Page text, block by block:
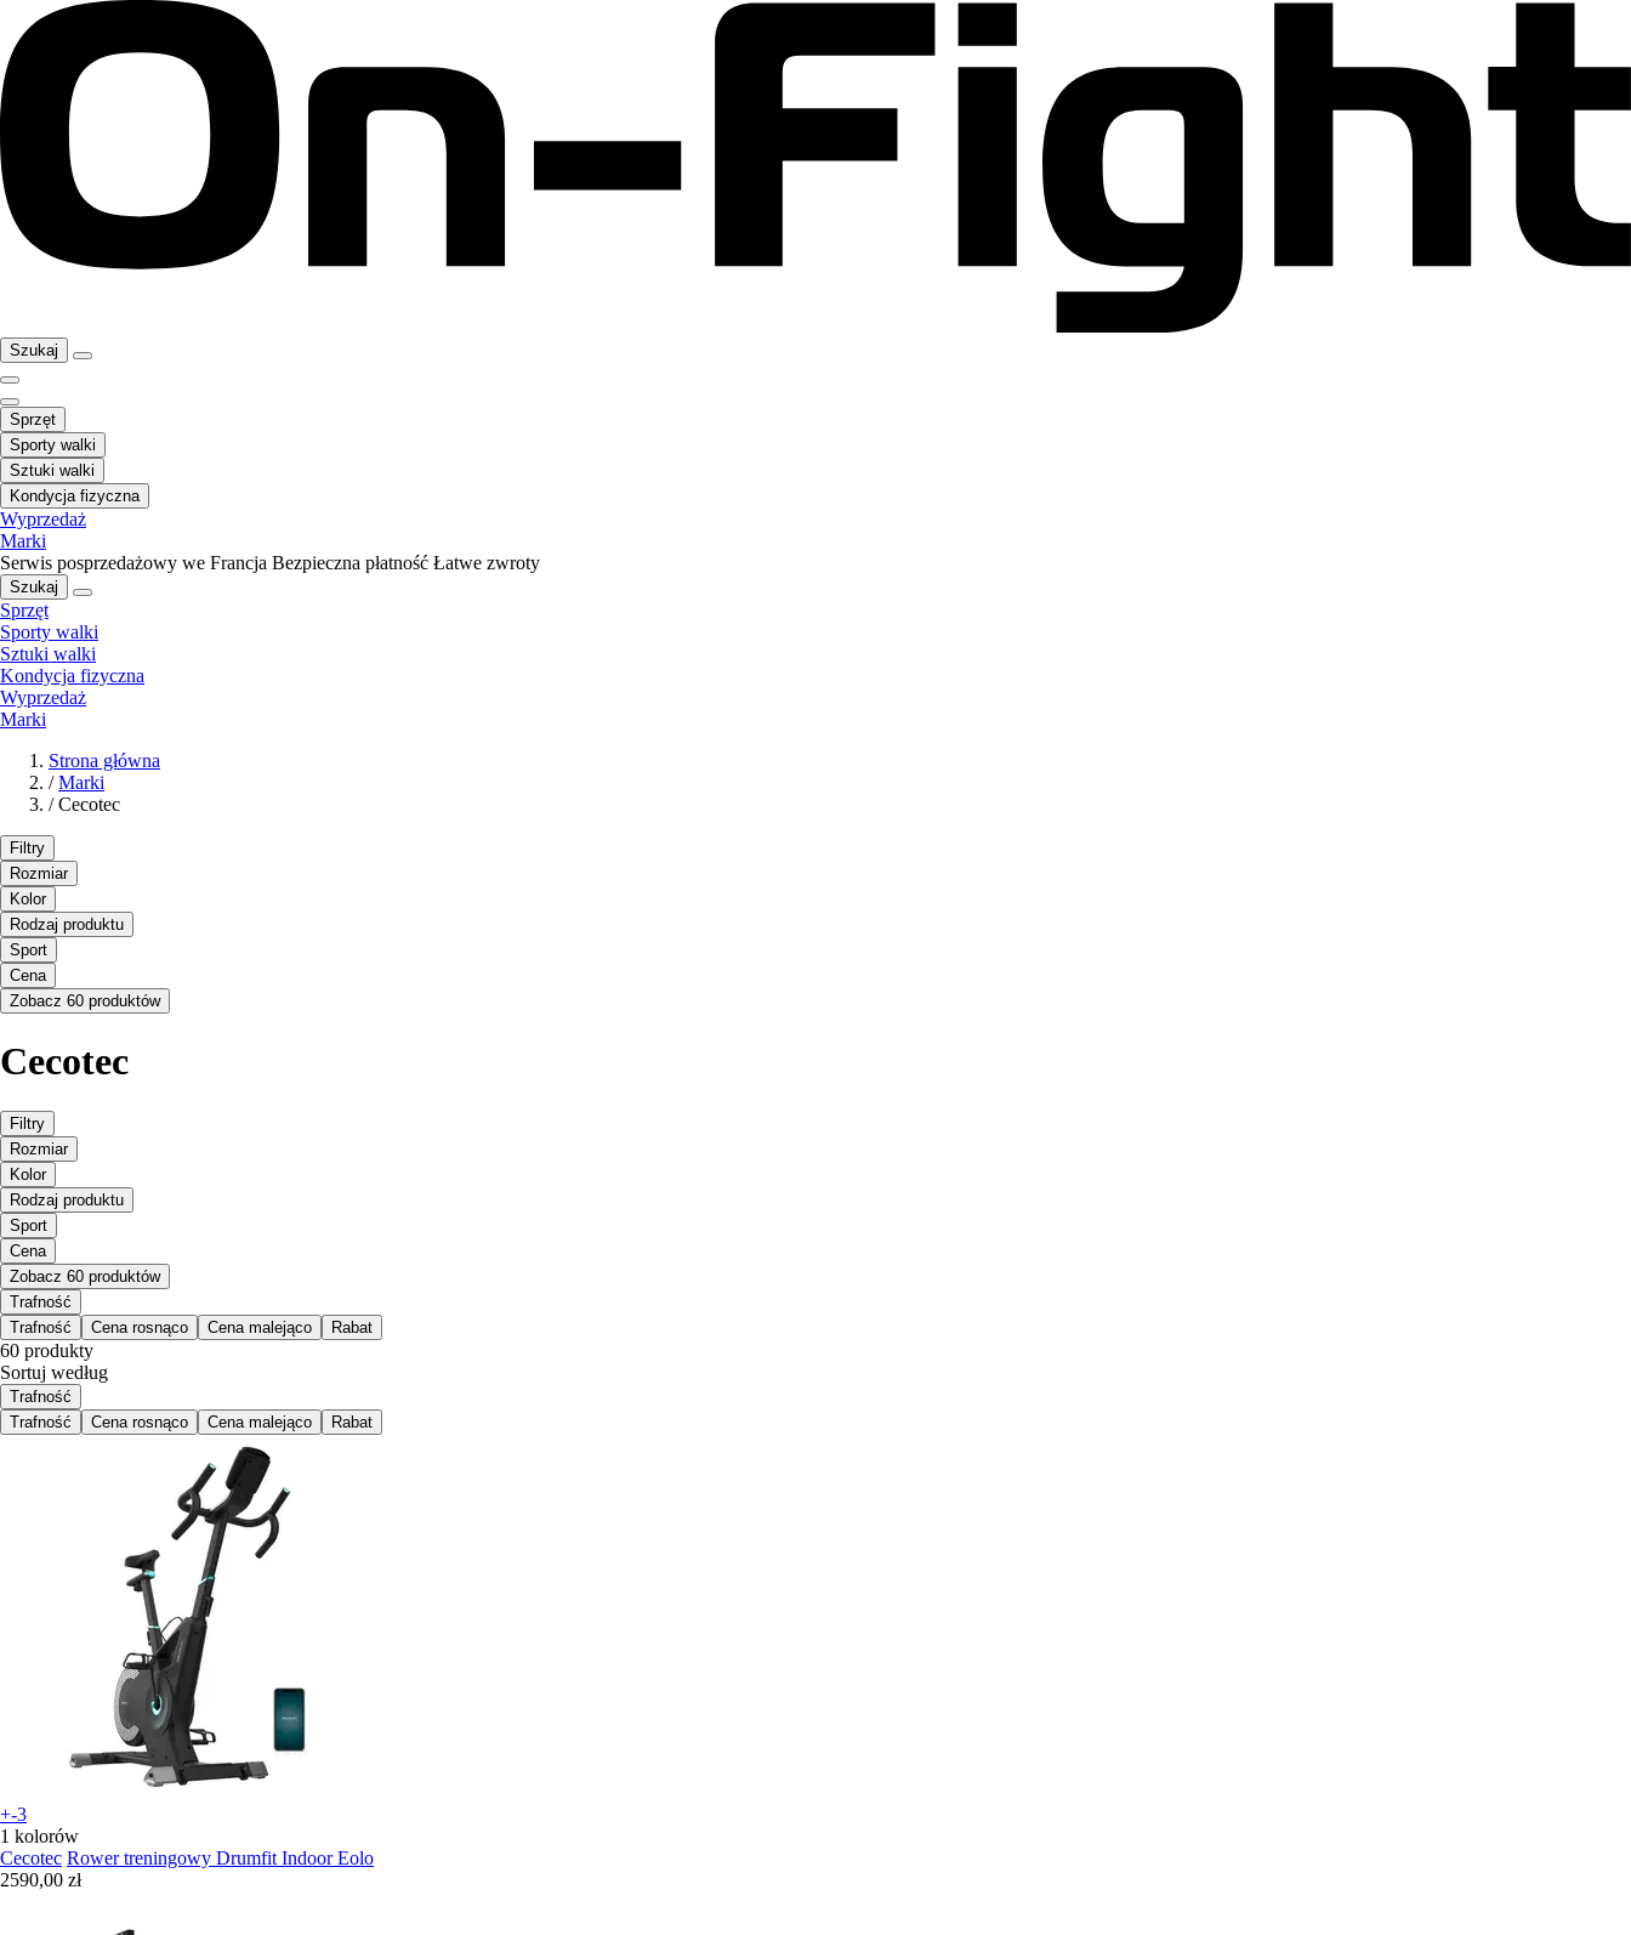
Szukaj
Sprzęt
Sporty walki
Sztuki walki
Kondycja fizyczna
Wyprzedaż
Marki
Serwis posprzedażowy we Francja Bezpieczna płatność Łatwe zwroty
Szukaj
Sprzęt
Sporty walki
Sztuki walki
Kondycja fizyczna
Wyprzedaż
Marki
Strona główna
/ Marki
/ Cecotec
Filtry
Rozmiar
Kolor
Rodzaj produktu
Sport
Cena
Zobacz 60 produktów
Cecotec
Filtry
Rozmiar
Kolor
Rodzaj produktu
Sport
Cena
Zobacz 60 produktów
Trafność
Trafność
Cena rosnąco Cena malejąco Rabat
60 produkty
Sortuj według
Trafność
Trafność
Cena rosnąco Cena malejąco Rabat
+-3
1 kolorów
Cecotec Rower treningowy Drumfit Indoor Eolo
2590,00 zł